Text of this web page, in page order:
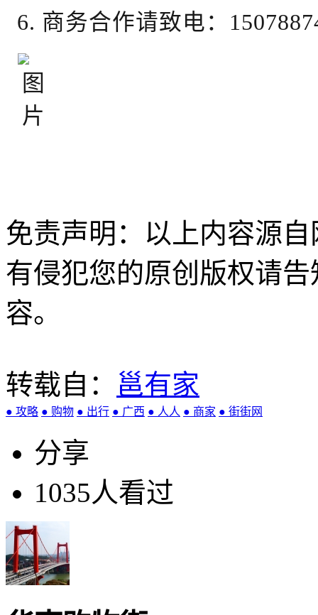
6. 商务合作请致电：
免责声明：以上内容源
有侵犯您的原创版权请
容。
转载自： 邕有家
● 攻略 ● 购物 ● 出行 ● 广西 ● 人人 ● 商家 ● 街街网
分享
1035人看过